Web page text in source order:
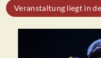
Veranstaltung liegt in